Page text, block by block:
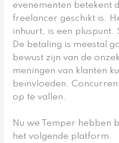
evenementen betekent
freelancer geschikt is.
inhuurt, is een pluspunt.
De betaling is meestal
bewust zijn van de
meningen van klanten
beïnvloeden.
op te vallen.
Nu we Temper hebben
het volgende platform.